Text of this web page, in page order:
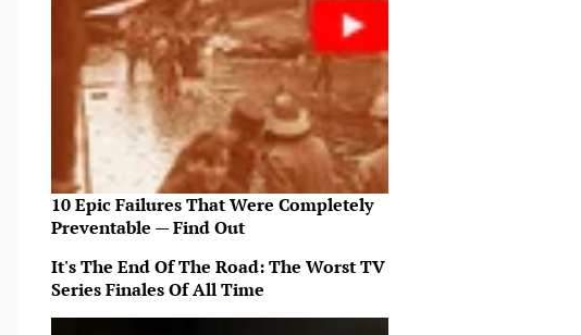
10 Epic Failures That Were Completely
Preventable — Find Out
It's The End Of The Road: The Worst TV
Series Finales Of All Time